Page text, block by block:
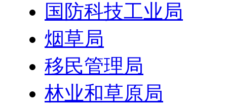
国防科技工业局
烟草局
移民管理局
林业和草原局